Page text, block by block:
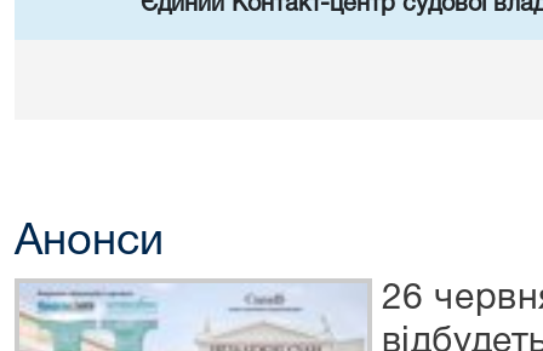
Єдиний Контакт-центр судової
Анонси
26